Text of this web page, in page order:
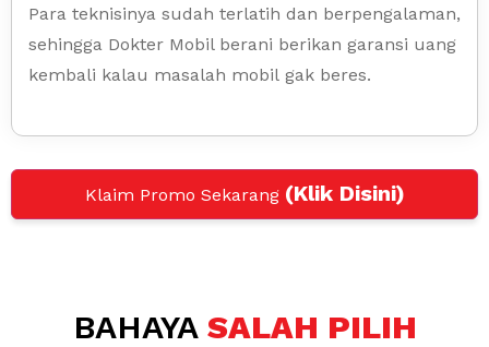
Para teknisinya sudah terlatih dan berpengalaman,
sehingga Dokter Mobil berani berikan garansi uang
kembali kalau masalah mobil gak beres.
Klaim Promo Sekarang (Klik Disini)
BAHAYA SALAH PILIH